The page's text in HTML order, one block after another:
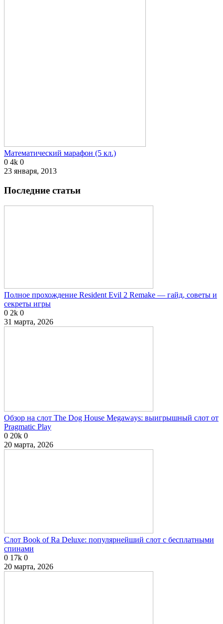
Математический марафон (5 кл.)
0 4k 0
23 января, 2013
Последние статьи
Полное прохождение Resident Evil 2 Remake — гайд, советы и
секреты игры
0 2k 0
31 марта, 2026
Обзор на слот The Dog House Megaways: выигрышный слот от
Pragmatic Play
0 20k 0
20 марта, 2026
Слот Book of Ra Deluxe: популярнейший слот с бесплатными
спинами
0 17k 0
20 марта, 2026